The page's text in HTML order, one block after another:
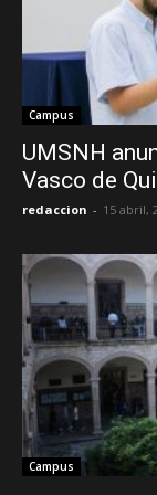
Campus
UMSNH
Vasco de
redaccion - 15 abril,
Campus